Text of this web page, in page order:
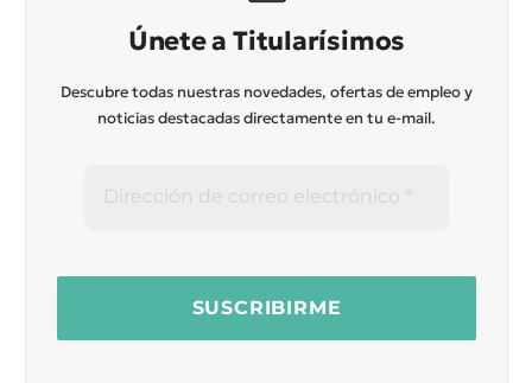
Únete a Titularísimos
Descubre todas nuestras novedades, ofertas de empleo y
noticias destacadas directamente en tu e-mail.